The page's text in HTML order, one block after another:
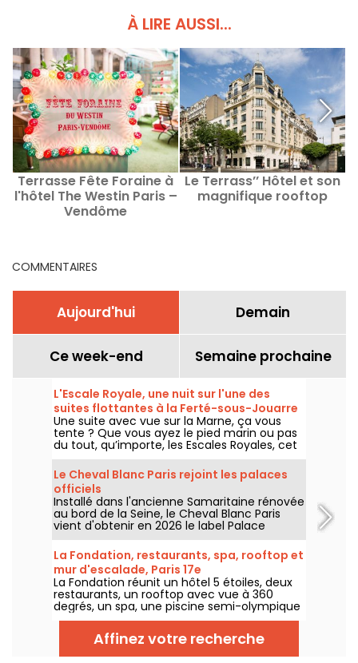
À LIRE AUSSI...
Terrasse Fête Foraine à
l'hôtel The Westin Paris –
Vendôme
Le Terrass’’ Hôtel et son
magnifique rooftop
COMMENTAIRES
Aujourd'hui Demain
Ce week-end Semaine prochaine
L'Escale Royale, une nuit sur l'une des
suites flottantes à la Ferté-sous-Jouarre
(77)
Une suite avec vue sur la Marne, ça vous
tente ? Que vous ayez le pied marin ou pas
du tout, qu’importe, les Escales Royales, cet
hébergement insolite sur l’eau vous propose
de passer une nuit (ou plus si affinités) au
sein de l’une de ses suites flottantes du côté
de la Ferté-sous-Jouarre.
Le Cheval Blanc Paris rejoint les palaces
officiels
Installé dans l'ancienne Samaritaine rénovée
au bord de la Seine, le Cheval Blanc Paris
vient d'obtenir en 2026 le label Palace
décerné par Atout France, une distinction
qui couronne cinq ans d'une adresse qui a
profondément renouvelé les codes du luxe
à Paris. On vous dit pourquoi ce haut mérite
amplement la distinction.
La Fondation, restaurants, spa, rooftop et
mur d'escalade, Paris 17e
La Fondation réunit un hôtel 5 étoiles, deux
restaurants, un rooftop avec vue à 360
degrés, un spa, une piscine semi-olympique
et un mur d'escalade dans le 17e
arrondissement de Paris. On a fait le tour
des lieux (et on a mal aux pieds) et on vous
dévoile tous les espaces.
Affinez votre recherche